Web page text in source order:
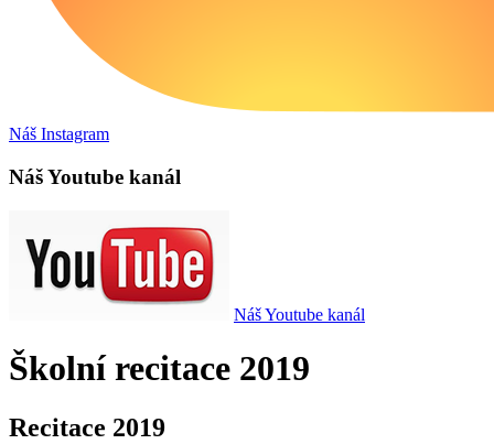
Náš Instagram
Náš Youtube kanál
Náš Youtube kanál
Školní recitace 2019
Recitace 2019